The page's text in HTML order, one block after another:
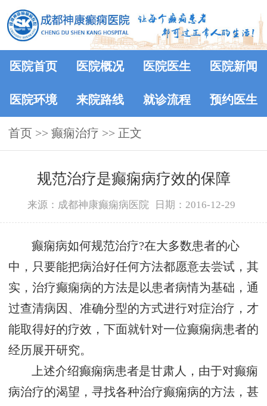
医院首页 医院概况 医院医生 医院新闻
医院环境 来院路线 就诊流程 预约医生
首页 >> 癫痫治疗 >> 正文
规范治疗是癫痫病疗效的保障
来源：成都神康癫痫病医院 日期：2016-12-29
癫痫病如何规范治疗?在大多数患者的心
中，只要能把病治好任何方法都愿意去尝试，其
实，治疗癫痫病的方法是以患者病情为基础，通
过查清病因、准确分型的方式进行对症治疗，才
能取得好的疗效，下面就针对一位癫痫病患者的
经历展开研究。
上述介绍癫痫病患者是甘肃人，由于对癫痫
病治疗的渴望，寻找各种治疗癫痫病的方法，甚